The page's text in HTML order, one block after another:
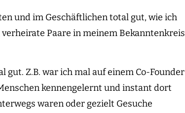
und im Geschäftlichen total gut, wie ich
Paare in meinem Bekanntenkreis
Z.B. war ich mal auf einem Co-Founder
kennengelernt und instant dort
waren oder gezielt Gesuche